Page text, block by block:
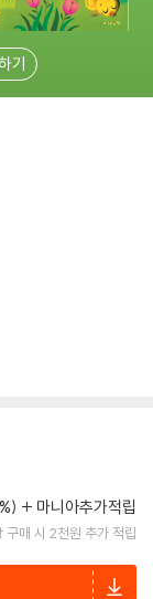
기
마니아추가적립
구매 시 2천원 추가 적립